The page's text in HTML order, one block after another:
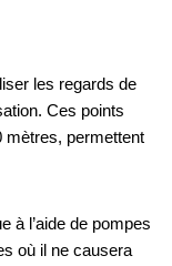
les regards de
Ces points
mètres, permettent
à l’aide de pompes
où il ne causera